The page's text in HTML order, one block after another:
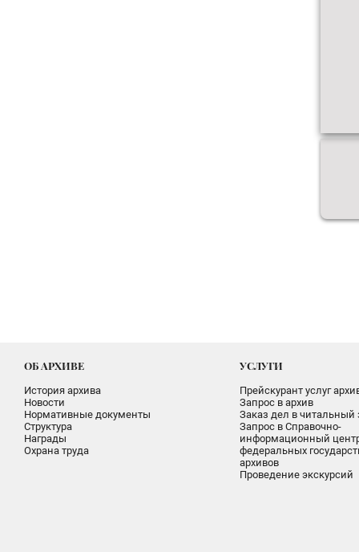
ОБ АРХИВЕ
История архива
Новости
Нормативные документы
Структура
Награды
Охрана труда
УСЛУГИ
Прейскурант услуг
Запрос в архив
Заказ дел в читальный
Запрос в Справочно-
информационный
федеральных
архивов
Проведение экскурсий